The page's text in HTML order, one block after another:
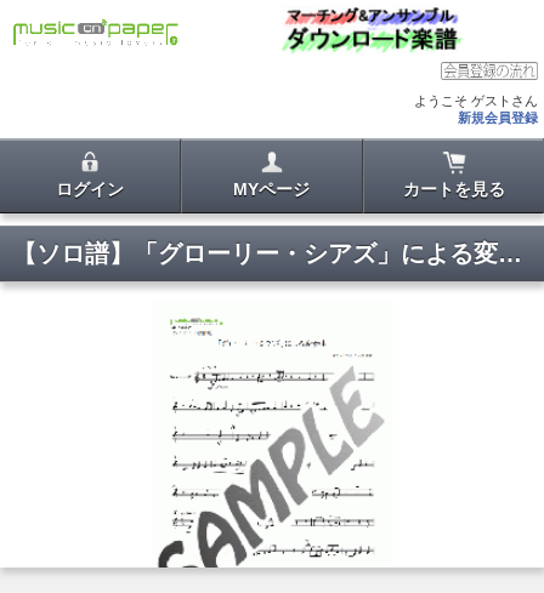
ようこそ ゲストさん
新規会員登録
ログイン MYページ カートを見る
【ソロ譜】「グローリー・シアズ」による変奏曲〜トランペット・ソロ(無伴奏)